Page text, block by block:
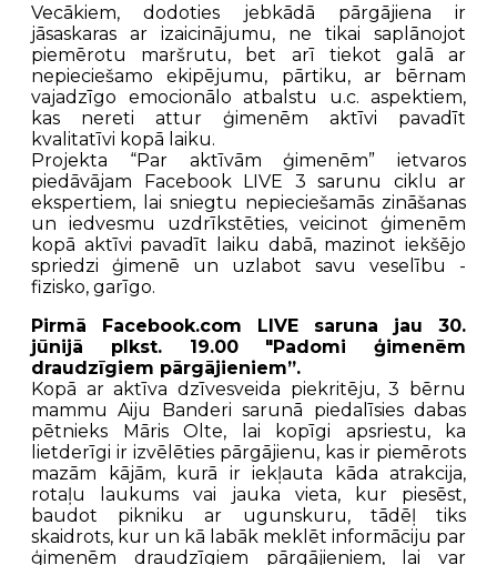
Vecākiem, dodoties jebkādā pārgājiena ir
jāsaskaras ar izaicinājumu, ne tikai saplānojot
piemērotu maršrutu, bet arī tiekot galā ar
nepieciešamo ekipējumu, pārtiku, ar bērnam
vajadzīgo emocionālo atbalstu u.c. aspektiem,
kas nereti attur ģimenēm aktīvi pavadīt
kvalitatīvi kopā laiku.
Projekta “Par aktīvām ģimenēm” ietvaros
piedāvājam Facebook LIVE 3 sarunu ciklu ar
ekspertiem, lai sniegtu nepieciešamās zināšanas
un iedvesmu uzdrīkstēties, veicinot ģimenēm
kopā aktīvi pavadīt laiku dabā, mazinot iekšējo
spriedzi ģimenē un uzlabot savu veselību -
fizisko, garīgo.
Pirmā Facebook.com LIVE saruna jau 30.
jūnijā plkst. 19.00 "Padomi ģimenēm
draudzīgiem pārgājieniem”.
Kopā ar aktīva dzīvesveida piekritēju, 3 bērnu
mammu Aiju Banderi sarunā piedalīsies dabas
pētnieks Māris Olte, lai kopīgi apsriestu, ka
lietderīgi ir izvēlēties pārgājienu, kas ir piemērots
mazām kājām, kurā ir iekļauta kāda atrakcija,
rotaļu laukums vai jauka vieta, kur piesēst,
baudot pikniku ar ugunskuru, tādēļ tiks
skaidrots, kur un kā labāk meklēt informāciju par
ģimenēm draudzīgiem pārgājieniem, lai var